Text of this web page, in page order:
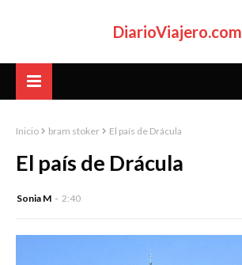
DiarioViajero.com
Inicio bram stoker El país de Drácula
El país de Drácula
Sonia M 2:40